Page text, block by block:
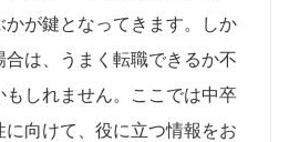
が鍵となってきます。しか
合は、うまく転職できるか不
しれません。ここでは中卒
向けて、役に立つ情報をお